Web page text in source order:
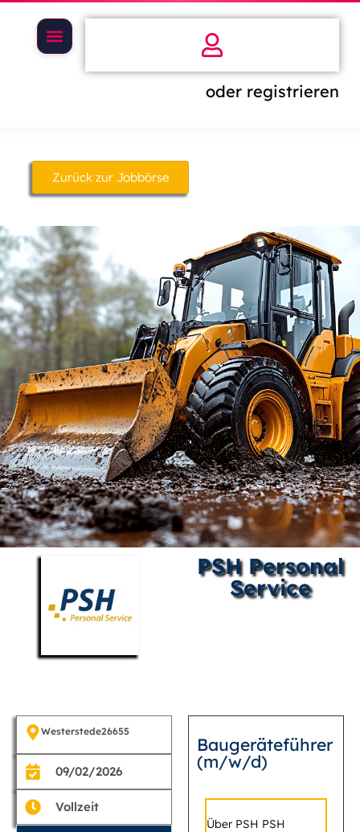
oder registrieren
Zurück zur Jobbörse
PSH Personal
Service
Westerstede26655
09/02/2026
Vollzeit
Baugeräteführer
(m/w/d)
Über PSH PSH